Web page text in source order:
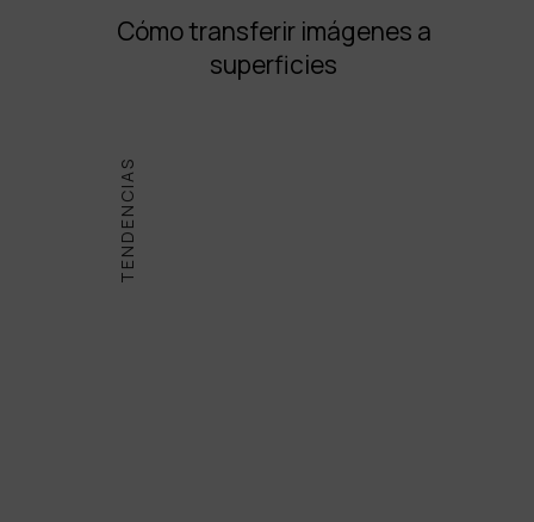
Cómo transferir imágenes a
superficies
TENDENCIAS